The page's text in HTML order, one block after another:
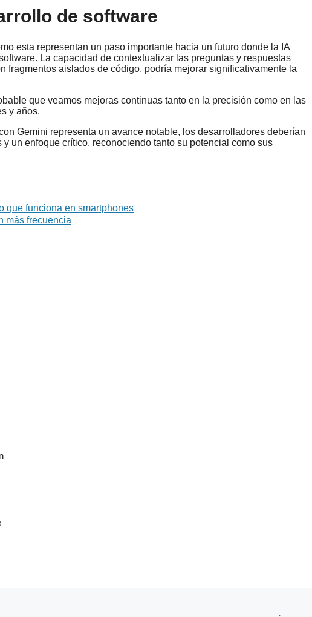
de software
esta representan un paso importante hacia un futuro donde la IA
La capacidad de contextualizar las preguntas y respuestas
fragmentos aislados de código, podría mejorar significativamente la
que veamos mejoras continuas tanto en la precisión como en las
y años.
Gemini representa un avance notable, los desarrolladores deberían
un enfoque crítico, reconociendo tanto su potencial como sus
que funciona en smartphones
más frecuencia